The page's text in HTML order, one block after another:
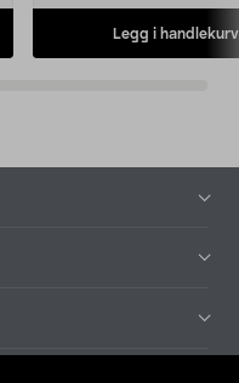
Legg i handlekurv